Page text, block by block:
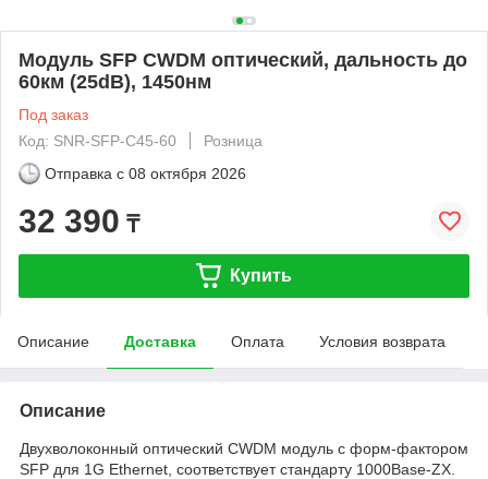
Модуль SFP CWDM оптический, дальность до
60км (25dB), 1450нм
Под заказ
Код: SNR-SFP-C45-60
Розница
Отправка с 08 октября 2026
32 390 ₸
Купить
Описание Доставка Оплата Условия возврата
Описание
Двухволоконный оптический CWDM модуль с форм-фактором
SFP для 1G Ethernet, соответствует стандарту 1000Base-ZX.